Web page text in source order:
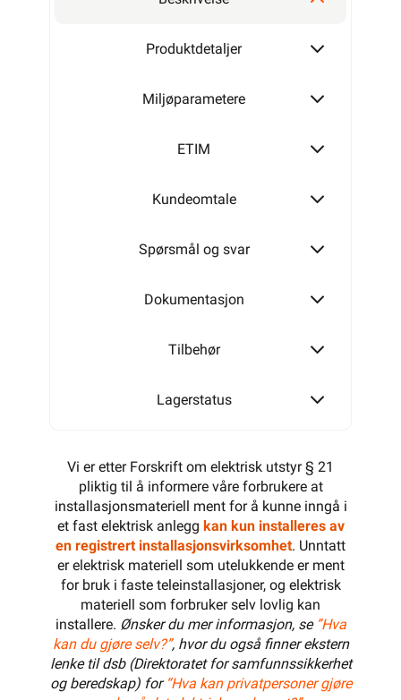
Produktdetaljer
Miljøparametere
ETIM
Kundeomtale
Spørsmål og svar
Dokumentasjon
Tilbehør
Lagerstatus
Vi er etter Forskrift om elektrisk utstyr § 21
pliktig til å informere våre forbrukere at
installasjonsmateriell ment for å kunne inngå i
et fast elektrisk anlegg kan kun installeres av
en registrert installasjonsvirksomhet. Unntatt
er elektrisk materiell som utelukkende er ment
for bruk i faste teleinstallasjoner, og elektrisk
materiell som forbruker selv lovlig kan
installere. Ønsker du mer informasjon, se ”Hva
kan du gjøre selv?”, hvor du også finner ekstern
lenke til dsb (Direktoratet for samfunnssikkerhet
og beredskap) for “Hva kan privatpersoner gjøre